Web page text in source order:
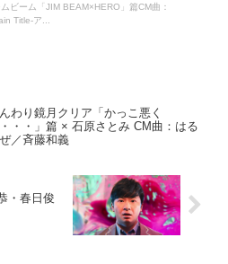
ビーム「JIM BEAM×HERO」篇CM曲：
Title-ア...
わり鏡月クリア「かっこ悪く
・・」篇 × 石原さとみ CM曲：はる
／斉藤和義
・春日俊